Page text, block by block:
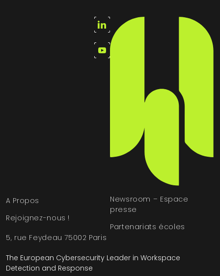
A Propos
Rejoignez-nous !
Newsroom – Espace
presse
Partenariats écoles
5, rue Feydeau 75002 Paris
The European Cybersecurity Leader in Workspace
Detection and Response